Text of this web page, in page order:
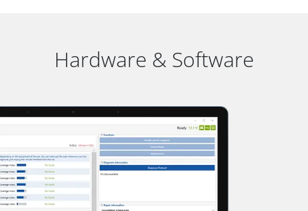
Hardware & Software